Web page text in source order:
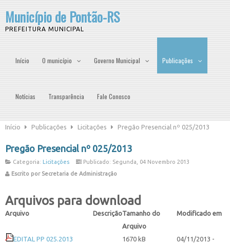
Município de Pontão-RS
PREFEITURA MUNICIPAL
Início O município Governo Municipal Publicações
Notícias Transparência Fale Conosco
Início Publicações Licitações Pregão Presencial nº 025/2013
Pregão Presencial nº 025/2013
Categoria: Licitações
Publicado: Segunda, 04 Novembro 2013
Escrito por Secretaria de Administração
Arquivos para download
Arquivo DescriçãoTamanho do
Arquivo
Modificado em
EDITAL PP 025.2013 1670 kB
04/11/2013 -